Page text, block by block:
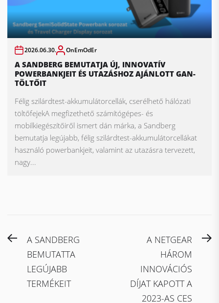
2026.06.30. OnEmOdEr
A SANDBERG BEMUTATJA ÚJ, INNOVATÍV
POWERBANKJEIT ÉS UTAZÁSHOZ AJÁNLOTT GAN-
TÖLTŐIT
Félig szilárdtest-akkumulátorcellák, cserélhető hálózati
töltőfejekA megfizethető számítógépes- és
mobilkiegészítőiről ismert dán márka, a Sandberg
bemutatja legújabb, félig szilárdtest-akkumulátorcellákat
használó powerbankjeit, valamint az utazásra tervezett,
nagy...
Bejegyzés
navigáció
PreviousA SANDBERG
BEMUTATTA
LEGÚJABB
TERMÉKEIT
A NETGEAR
HÁROM
INNOVÁCIÓS
DÍJAT KAPOTT A
2023-AS CES